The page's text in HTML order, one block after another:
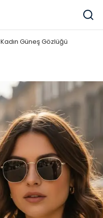
Kadın Güneş Gözlüğü